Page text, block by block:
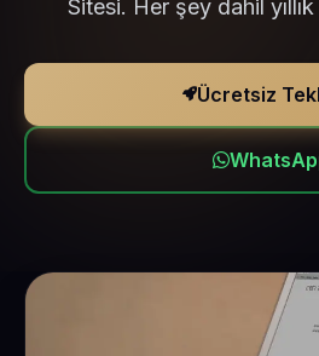
Sitesi. Her şey dahil
Ücretsiz